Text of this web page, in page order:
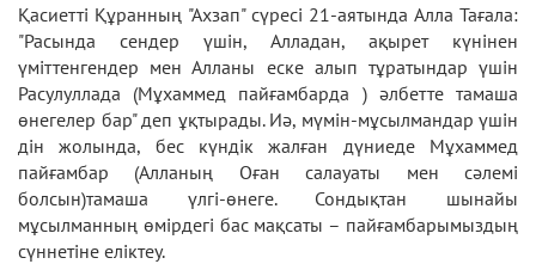
Қасиетті Құранның "Ахзап" сүресi 21-аятында Алла Тағала:
"Расында сендер үшiн, Алладан, ақырет күнiнен
үмiттенгендер мен Алланы еске алып тұратындар үшiн
Расулуллада (Мұхаммед пайғамбарда ) әлбетте тамаша
өнегелер бар" деп ұқтырады. Иә, мүмін-мұсылмандар үшін
дін жолында, бес күндік жалған дүниеде Мұхаммед
пайғамбар (Алланың Оған салауаты мен сәлемі
болсын)тамаша үлгі-өнеге. Сондықтан шынайы
мұсылманның өмірдегі бас мақсаты – пайғамбарымыздың
сүннетіне еліктеу.